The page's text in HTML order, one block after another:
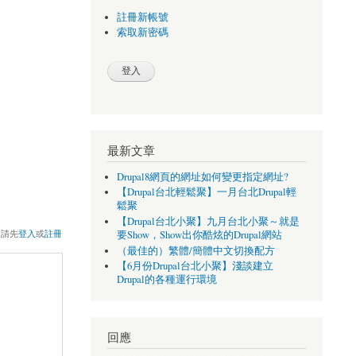
先登入或註冊
註冊新帳號
索取新密碼
最新文章
Drupal8網頁的網址如何變更指定網址?
【Drupal台北輕鬆聚】一月台北Drupal輕
鬆聚
【Drupal台北小聚】九月台北小聚～就是
要Show，Show出你酷炫的Drupal網站
（最佳的）繁體/簡體中文切換配方
【6月份Drupal台北小聚】淺談建立
Drupal的各種運行環境
回應